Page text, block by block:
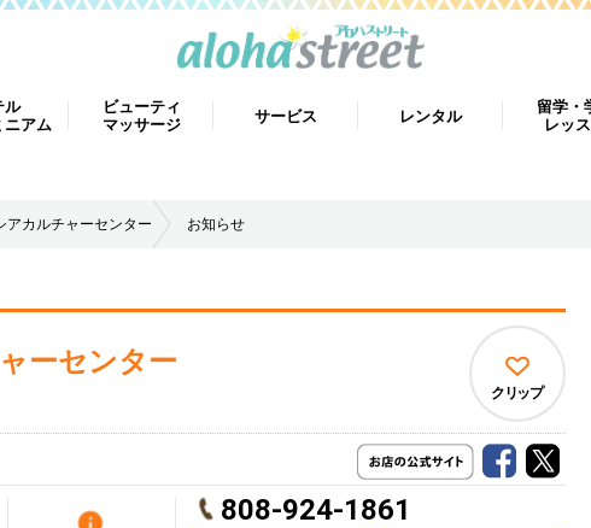
ル
ニアム
ビューティ
マッサージ
サービス レンタル
留学・
レッ
アカルチャーセンター お知らせ
ーセンター
クリップ
808-924-1861